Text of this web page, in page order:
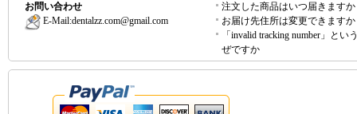
お問い合わせ
E-Mail:dentalzz.com@gmail.com
注文した商品はいつ届きますか
お届け先住所は変更できますか
「invalid tracking number」とい
ぜですか